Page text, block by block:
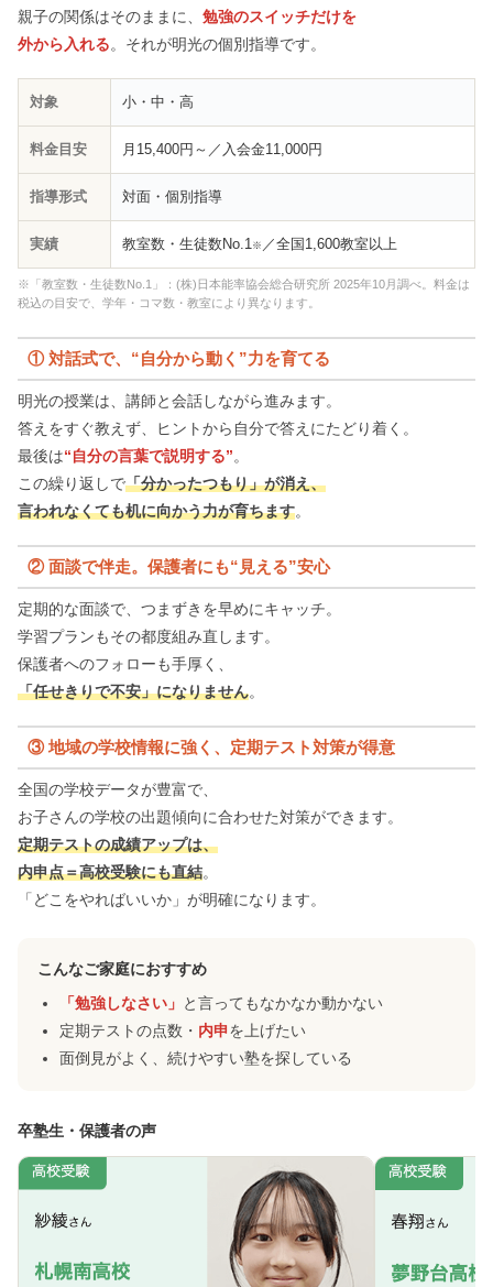
親子の関係はそのままに、 勉強のスイッチだけを
外から入れる。それが明光の個別指導です。
対象 小・中・高
料金目安 月15,400円～／入会金11,000円
指導形式 対面・個別指導
実績 教室数・生徒数No.1 ※ ／全国1,600教室以上
※「教室数・生徒数No.1」：(株)日本能率協会総合研究所 2025年10月調べ。料金は
税込の目安で、学年・コマ数・教室により異なります。
① 対話式で、“自分から動く”力を育てる
明光の授業は、講師と会話しながら進みます。
答えをすぐ教えず、ヒントから自分で答えにたどり着く。
最後は“自分の言葉で説明する”。
この繰り返しで「分かったつもり」が消え、
言われなくても机に向かう力が育ちます。
② 面談で伴走。保護者にも“見える”安心
定期的な面談で、つまずきを早めにキャッチ。
学習プランもその都度組み直します。
保護者へのフォローも手厚く、
「任せきりで不安」になりません。
③ 地域の学校情報に強く、定期テスト対策が得意
全国の学校データが豊富で、
お子さんの学校の出題傾向に合わせた対策ができます。
定期テストの成績アップは、
内申点＝高校受験にも直結。
「どこをやればいいか」が明確になります。
こんなご家庭におすすめ
「勉強しなさい」 と言ってもなかなか動かない
定期テストの点数・ 内申を上げたい
面倒見がよく、続けやすい塾を探している
卒塾生・保護者の声